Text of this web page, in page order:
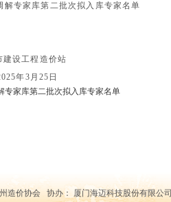
解专家库第二批次拟入库专家名单
建设工程造价站
年3 月25 日
专家库第二批次拟入库专家名单
造价协会 协办： 厦门海迈科技股份有限公司